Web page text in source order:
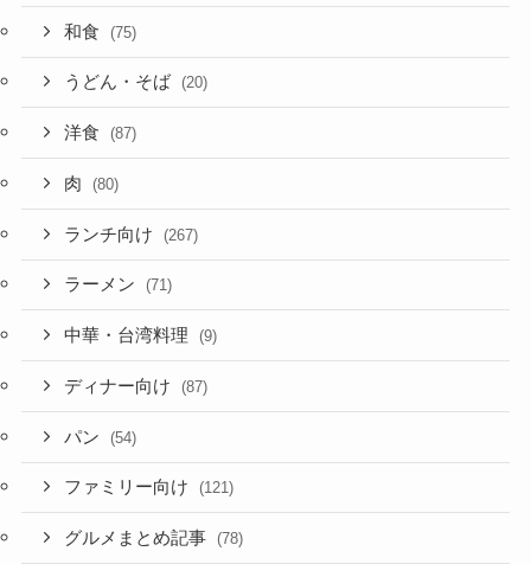
和食 (75)
うどん・そば (20)
洋食 (87)
肉 (80)
ランチ向け (267)
ラーメン (71)
中華・台湾料理 (9)
ディナー向け (87)
パン (54)
ファミリー向け (121)
グルメまとめ記事 (78)